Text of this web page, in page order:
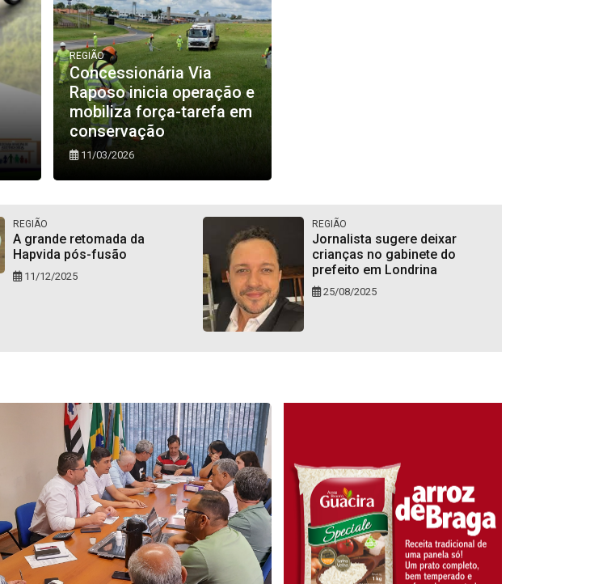
REGIÃO
Concessionária Via
Raposo inicia operação e
mobiliza força-tarefa em
conservação
11/03/2026
REGIÃO
A grande retomada da
Hapvida pós-fusão
11/12/2025
REGIÃO
Jornalista sugere deixar
crianças no gabinete do
prefeito em Londrina
25/08/2025